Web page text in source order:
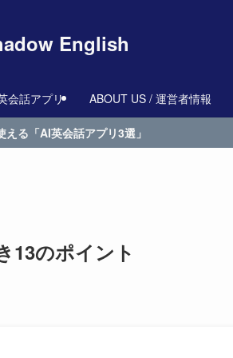
English
会話アプリ ABOUT US / 運営者情報
える「AI英会話アプリ3選」
13のポイント